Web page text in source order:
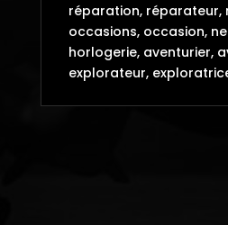
réparation, réparateur,
occasions, occasion,
horlogerie, aventurier,
explorateur,